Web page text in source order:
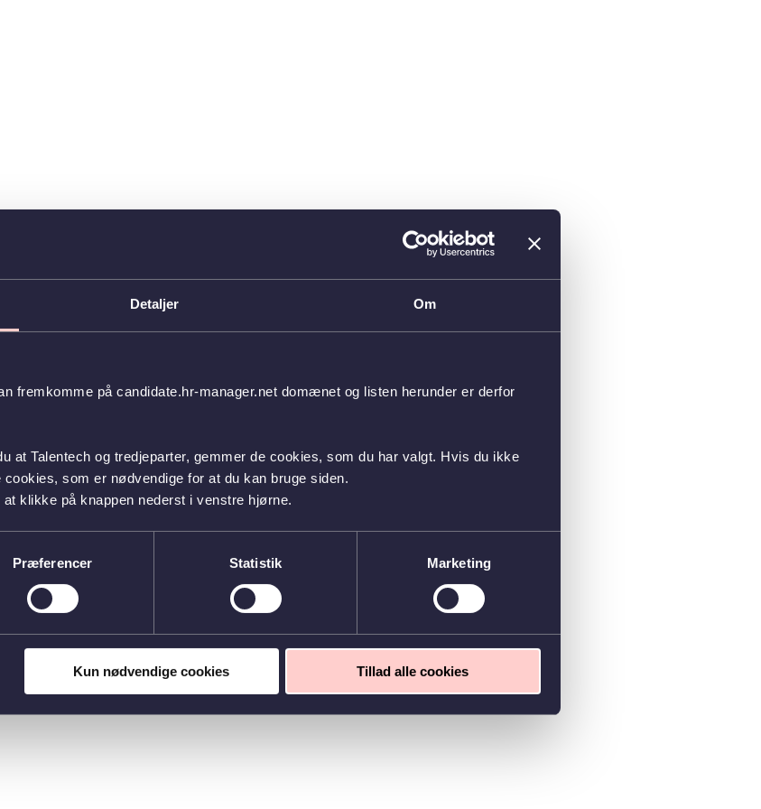
Detaljer Om
fremkomme på candidate.hr-manager.net domænet og listen herunder er derfor
at Talentech og tredjeparter, gemmer de cookies, som du har valgt. Hvis du ikke
som er nødvendige for at du kan bruge siden.
klikke på knappen nederst i venstre hjørne.
Præferencer Statistik Marketing
Kun nødvendige cookies Tillad alle cookies